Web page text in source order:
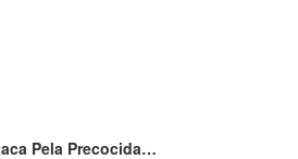
Pela Precocida…